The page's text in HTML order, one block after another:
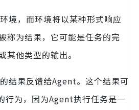
境，而环境将以某种形式响应
称为结果，它可能是任务的完
其他类型的输出。
结果反馈给Agent。这个结果可
行为，因为Agent执行任务是一